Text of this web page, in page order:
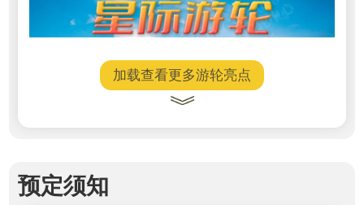
加载查看更多游轮亮点
预定须知